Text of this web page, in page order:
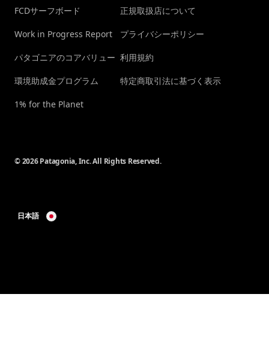
FCDサーフボード
Work in Progress Report
パタゴニアのコアバリュー
環境助成金プログラム
1% for the Planet
正規取扱店について
プライバシーポリシー
利用規約
特定商取引法に基づく表示
© 2026 Patagonia, Inc. All Rights Reserved.
日本語